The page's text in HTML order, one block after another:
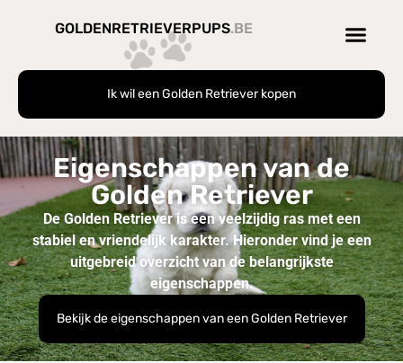
GOLDENRETRIEVERPUPS.BE
Ik wil een Golden Retriever kopen
Eigenschappen van de
Golden Retriever
De Golden Retriever is een veelzijdig ras met een
stabiel en vriendelijk karakter. Hieronder vind je een
uitgebreid overzicht van de belangrijkste
eigenschappen.
Bekijk de eigenschappen van een Golden Retriever